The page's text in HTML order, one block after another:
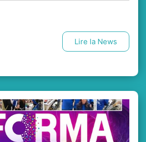
Lire la News